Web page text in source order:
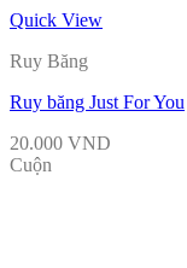
Quick View
Ruy Băng
Ruy băng Just For You
20.000 VND
Cuộn